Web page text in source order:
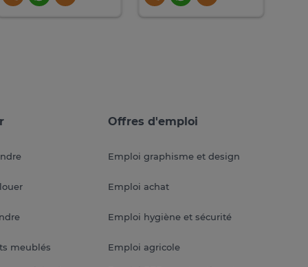
meublés
Offres d'emploi
Emploi graphisme et design
Emploi achat
Emploi hygiène et sécurité
Emploi agricole